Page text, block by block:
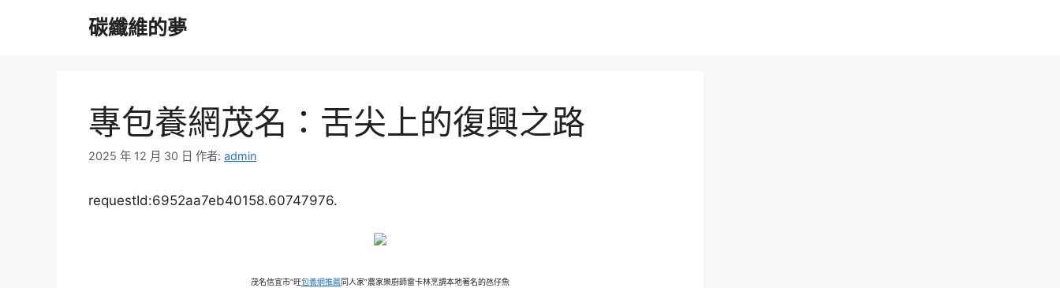
碳纖維的夢
專包養網茂名：舌尖上的復興之路
2025 年 12 月 30 日 作者: admin
requestId:6952aa7eb40158.60747976.
茂名信宜市“旺包養網推薦同人家”農家樂廚師雷卡林烹調本地著名的氹仔魚